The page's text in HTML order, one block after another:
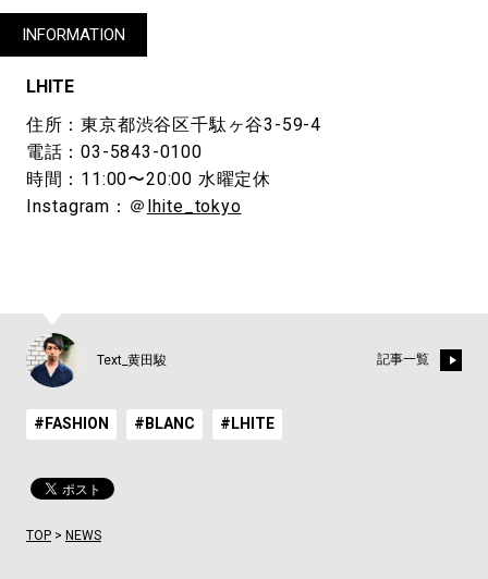
INFORMATION
LHITE
住所：東京都渋谷区千駄ヶ谷3-59-4
電話：03-5843-0100
時間：11:00〜20:00 水曜定休
Instagram：＠ lhite_tokyo
Text_黄田駿 記事一覧
#FASHION #BLANC #LHITE
TOP> NEWS